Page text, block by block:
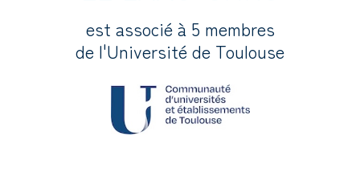
est associé à 5 membres
de l'Université de Toulouse